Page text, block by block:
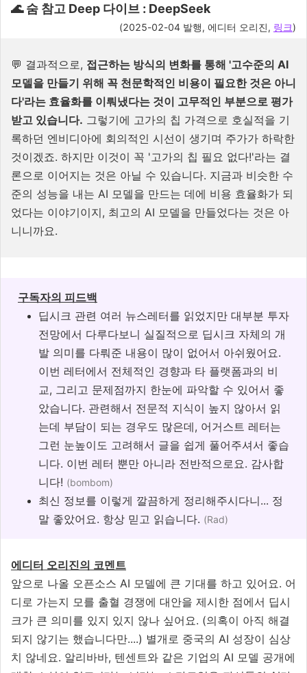
🌊 숨 참고 Deep 다이브 : DeepSeek
(2025-02-04 발행, 에디터 오리진, 링크)
💬 결과적으로, 접근하는 방식의 변화를 통해 '고수준의 AI
모델을 만들기 위해 꼭 천문학적인 비용이 필요한 것은 아니
다'라는 효율화를 이뤄냈다는 것이 고무적인 부분으로 평가
받고 있습니다. 그렇기에 고가의 칩 가격으로 호실적을 기
록하던 엔비디아에 회의적인 시선이 생기며 주가가 하락한
것이겠죠. 하지만 이것이 꼭 '고가의 칩 필요 없다!'라는 결
론으로 이어지는 것은 아닐 수 있습니다. 지금과 비슷한 수
준의 성능을 내는 AI 모델을 만드는 데에 비용 효율화가 되
었다는 이야기이지, 최고의 AI 모델을 만들었다는 것은 아
니니까요.
구독자의 피드백
딥시크 관련 여러 뉴스레터를 읽었지만 대부분 투자
전망에서 다루다보니 실질적으로 딥시크 자체의 개
발 의미를 다뤄준 내용이 많이 없어서 아쉬웠어요.
이번 레터에서 전체적인 경향과 타 플랫폼과의 비
교, 그리고 문제점까지 한눈에 파악할 수 있어서 좋
았습니다. 관련해서 전문적 지식이 높지 않아서 읽
는데 부담이 되는 경우도 많은데, 어거스트 레터는
그런 눈높이도 고려해서 글을 쉽게 풀어주셔서 좋습
니다. 이번 레터 뿐만 아니라 전반적으로요. 감사합
니다! (bombom)
최신 정보를 이렇게 깔끔하게 정리해주시다니... 정
말 좋았어요. 항상 믿고 읽습니다. (Rad)
에디터 오리진의 코멘트
앞으로 나올 오픈소스 AI 모델에 큰 기대를 하고 있어요. 어
디로 가는지 모를 출혈 경쟁에 대안을 제시한 점에서 딥시
크가 큰 의미를 있지 있지 않나 싶어요. (의혹이 아직 해결
되지 않기는 했습니다만....) 별개로 중국의 AI 성장이 심상
치 않네요. 알리바바, 텐센트와 같은 기업의 AI 모델 공개에